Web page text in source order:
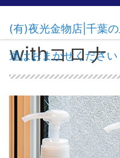
(有)夜光金物店|千葉
達はおまかせください
withコロナ